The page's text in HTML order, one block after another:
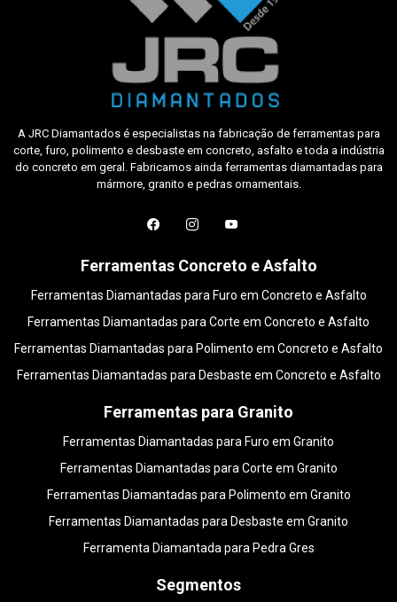
A JRC Diamantados é especialistas na fabricação de ferramentas para
corte, furo, polimento e desbaste em concreto, asfalto e toda a indústria
do concreto em geral. Fabricamos ainda ferramentas diamantadas para
mármore, granito e pedras ornamentais.
Ferramentas Concreto e Asfalto
Ferramentas Diamantadas para Furo em Concreto e Asfalto
Ferramentas Diamantadas para Corte em Concreto e Asfalto
Ferramentas Diamantadas para Polimento em Concreto e Asfalto
Ferramentas Diamantadas para Desbaste em Concreto e Asfalto
Ferramentas para Granito
Ferramentas Diamantadas para Furo em Granito
Ferramentas Diamantadas para Corte em Granito
Ferramentas Diamantadas para Polimento em Granito
Ferramentas Diamantadas para Desbaste em Granito
Ferramenta Diamantada para Pedra Gres
Segmentos